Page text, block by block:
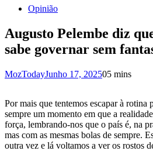
Opinião
Augusto Pelembe diz
sabe governar sem
MozTodayJunho 17, 202505 mins
Por mais que tentemos escapar à
sempre um momento em que a
força, lembrando-nos que o país é, na
mas com as mesmas bolas de sempre.
outra vez e lá voltamos a ver os rostos